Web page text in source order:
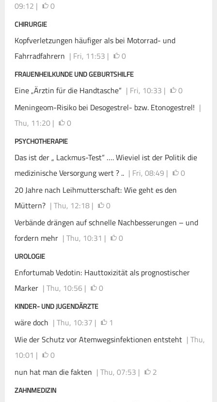
09:12 | 0
CHIRURGIE
Kopfverletzungen häufiger als bei Motorrad- und
Fahrradfahrern | Fri, 11:53 | 0
FRAUENHEILKUNDE UND GEBURTSHILFE
Eine „Ärztin für die Handtasche“ | Fri, 10:33 |
0
Meningeom-Risiko bei Desogestrel- bzw. Etonogestrel! |
Thu, 11:20 |
0
PSYCHOTHERAPIE
Das ist der „ Lackmus-Test“ …. Wieviel ist der Politik die
medizinische Versorgung wert ? .. | Fri, 08:49 |
0
20 Jahre nach Leihmutterschaft: Wie geht es den
Müttern? | Thu, 12:18 |
0
Verbände drängen auf schnelle Nachbesserungen – und
fordern mehr | Thu, 10:31 | 0
UROLOGIE
Enfortumab Vedotin: Hauttoxizität als prognostischer
Marker | Thu, 10:56 | 0
KINDER- UND JUGENDÄRZTE
wäre doch | Thu, 10:37 |
1
Wie der Schutz vor Atemwegsinfektionen entsteht | Thu,
10:01 |
0
nun hat man die fakten | Thu, 07:53 | 2
ZAHNMEDIZIN